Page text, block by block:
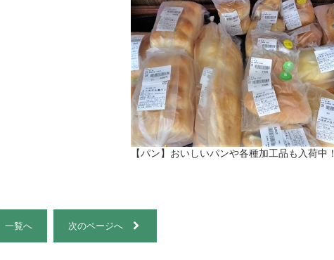
【パン】おいしいパンや各種加工品も入荷中！
一覧へ 次のページへ